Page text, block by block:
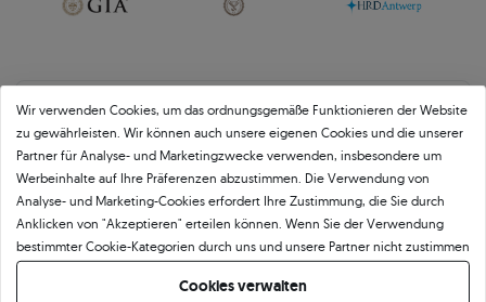
Über11 4845★-Bewertungen in ganz
Europa
GEPRÜFTE BEWERTUNGEN UNSERER KUNDEN
Wir verwenden Cookies, um das ordnungsgemäße Funktionieren der Website
zu gewährleisten. Wir können auch unsere eigenen Cookies und die unserer
Partner für Analyse- und Marketingzwecke verwenden, insbesondere um
Werbeinhalte auf Ihre Präferenzen abzustimmen. Die Verwendung von
Analyse- und Marketing-Cookies erfordert Ihre Zustimmung, die Sie durch
Anklicken von "Akzeptieren" erteilen können. Wenn Sie der Verwendung
bestimmter Cookie-Kategorien durch uns und unsere Partner nicht zustimmen
möchten, klicken Sie auf "Lassen Sie mich wählen" und bestimmen Sie Ihre
Präferenzen. Sie können Ihre Zustimmung jederzeit widerrufen, indem Sie
Cookies verwalten